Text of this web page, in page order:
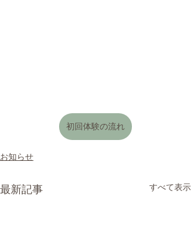
初回体験の流れ
お知らせ
最新記事 すべて表示